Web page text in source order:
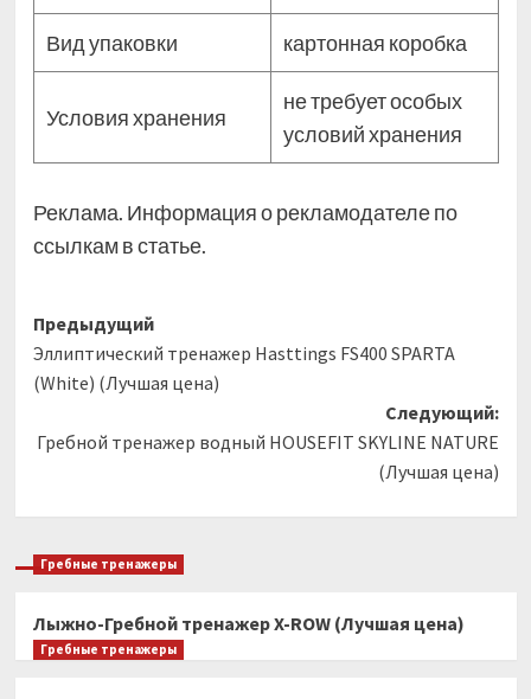
Вид упаковки картонная коробка
Условия хранения
не требует особых
условий хранения
Реклама. Информация о рекламодателе по
ссылкам в статье.
Навигация
записи
Предыдущий
Эллиптический тренажер Hasttings FS400 SPARTA
(White) (Лучшая цена)
Следующий:
Гребной тренажер водный HOUSEFIT SKYLINE NATURE
(Лучшая цена)
Гребные тренажеры
Лыжно-Гребной тренажер X-ROW (Лучшая цена)
Гребные тренажеры